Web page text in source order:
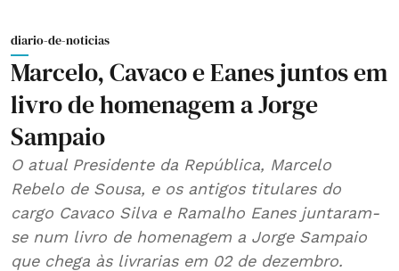
diario-de-noticias
Marcelo, Cavaco e Eanes juntos em
livro de homenagem a Jorge
Sampaio
O atual Presidente da República, Marcelo
Rebelo de Sousa, e os antigos titulares do
cargo Cavaco Silva e Ramalho Eanes juntaram-
se num livro de homenagem a Jorge Sampaio
que chega às livrarias em 02 de dezembro.